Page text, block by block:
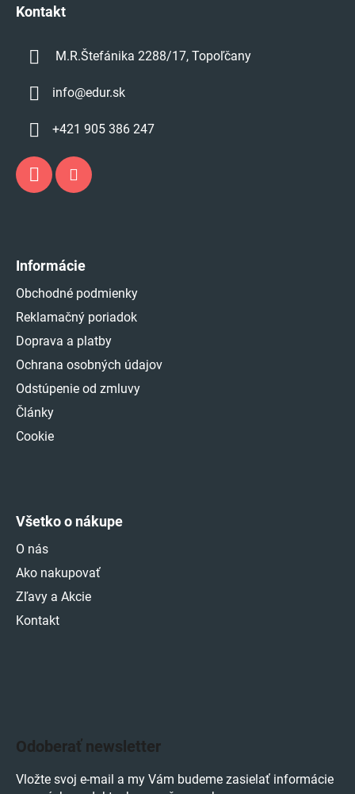
Kontakt
M.R.Štefánika 2288/17, Topoľčany
info@edur.sk
+421 905 386 247
Informácie
Obchodné podmienky
Reklamačný poriadok
Doprava a platby
Ochrana osobných údajov
Odstúpenie od zmluvy
Články
Cookie
Všetko o nákupe
O nás
Ako nakupovať
Zľavy a Akcie
Kontakt
Odoberať newsletter
Vložte svoj e-mail a my Vám budeme zasielať informácie